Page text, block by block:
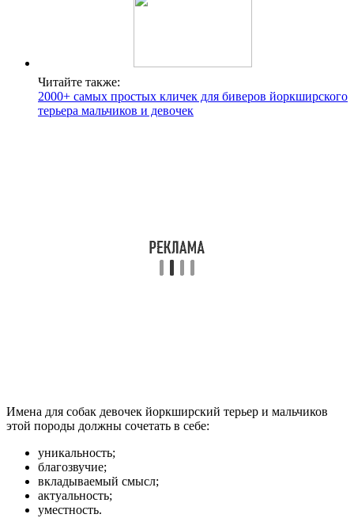
Читайте также:
2000+ самых простых кличек для биверов йоркширского
терьера мальчиков и девочек
Имена для собак девочек йоркширский терьер и мальчиков
этой породы должны сочетать в себе:
уникальность;
благозвучие;
вкладываемый смысл;
актуальность;
уместность.